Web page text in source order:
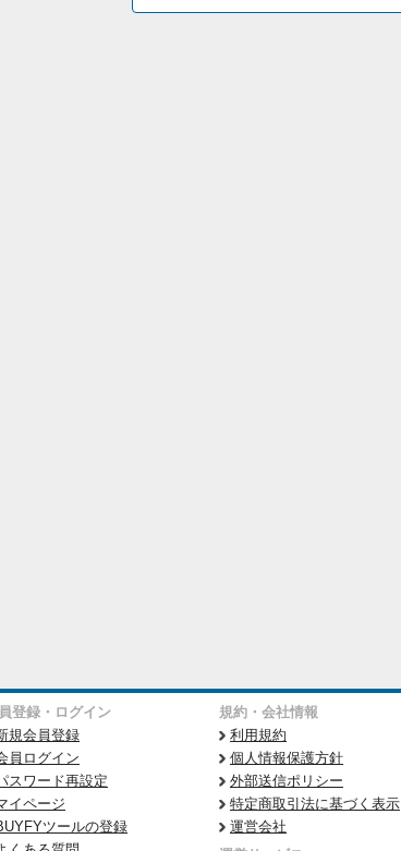
登録・ログイン
規会員登録
員ログイン
スワード再設定
イページ
ツールの登録
規約・会社情報
利用規約
個人情報保護方針
外部送信ポリシー
特定商取引法に基づく表示
運営会社